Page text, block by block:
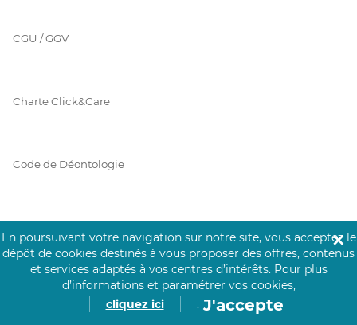
CGU / GGV
Charte Click&Care
Code de Déontologie
Prérequis Click&Care
En poursuivant votre navigation sur notre site, vous acceptez le
dépôt de cookies destinés à vous proposer des offres, contenus
et services adaptés à vos centres d’intérêts. Pour plus
d’informations et paramétrer vos cookies,
cliquez ici
. J'accepte
✕